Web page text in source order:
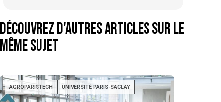
Découvrez d'autres articles sur le
même sujet
AGROPARISTECH UNIVERSITÉ PARIS-SACLAY